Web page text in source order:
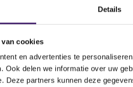
Details
cookies
en advertenties te
Ook delen we informatie over uw
Deze partners kunnen deze